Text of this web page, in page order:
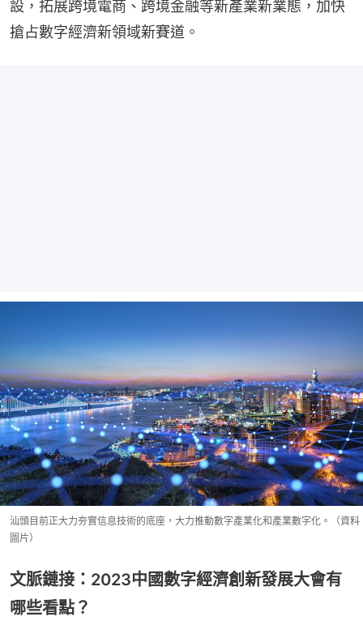
設，拓展跨境電商、跨境金融等新產業新業態，加快
搶占數字經濟新領域新賽道。
汕頭目前正大力夯實信息技術的底座，大力推動數字產業化和產業數字化。（資料
圖片）
文脈鏈接：2023中國數字經濟創新發展大會有
哪些看點？